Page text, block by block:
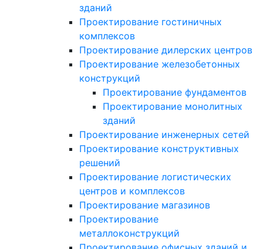
зданий
Проектирование гостиничных
комплексов
Проектирование дилерских центров
Проектирование железобетонных
конструкций
Проектирование фундаментов
Проектирование монолитных
зданий
Проектирование инженерных сетей
Проектирование конструктивных
решений
Проектирование логистических
центров и комплексов
Проектирование магазинов
Проектирование
металлоконструкций